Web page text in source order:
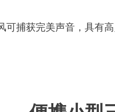
可捕获完美声音，具有